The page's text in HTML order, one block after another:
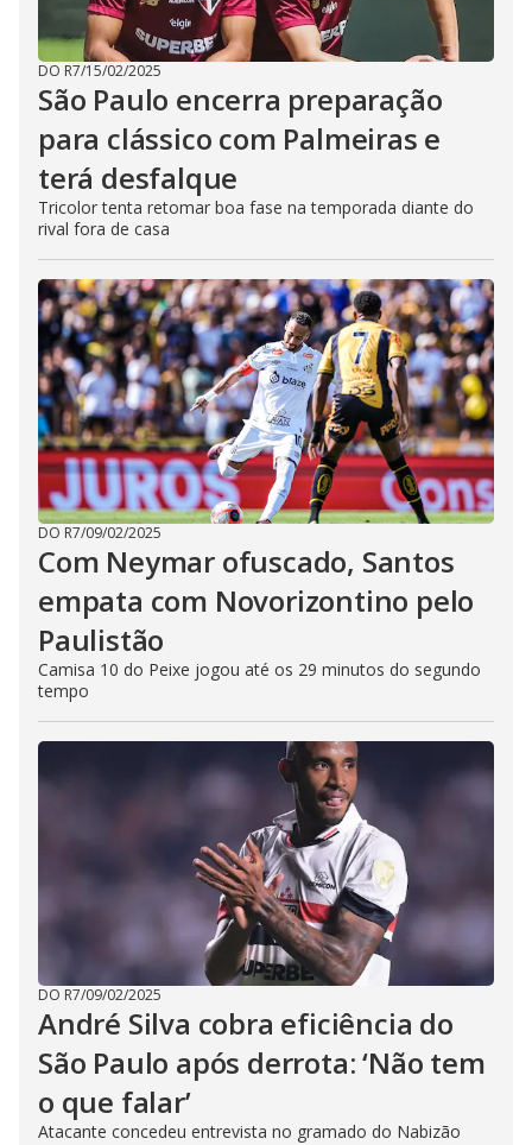
DO R7/15/02/2025
São Paulo encerra preparação
para clássico com Palmeiras e
terá desfalque
Tricolor tenta retomar boa fase na temporada diante do
rival fora de casa
DO R7/09/02/2025
Com Neymar ofuscado, Santos
empata com Novorizontino pelo
Paulistão
Camisa 10 do Peixe jogou até os 29 minutos do segundo
tempo
DO R7/09/02/2025
André Silva cobra eficiência do
São Paulo após derrota: ‘Não tem
o que falar’
Atacante concedeu entrevista no gramado do Nabizão